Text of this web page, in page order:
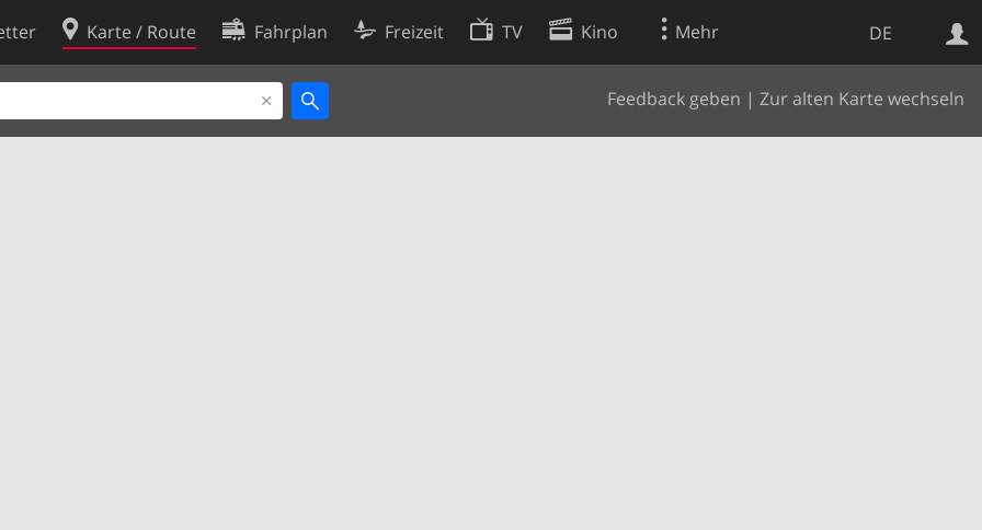
DE
Karte / Route Fahrplan Freizeit TV Kino Mehr
Feedback geben | Zur alten Karte wechseln
Websuche
Cookie-Richtlinie
Cookie-Einstellungen